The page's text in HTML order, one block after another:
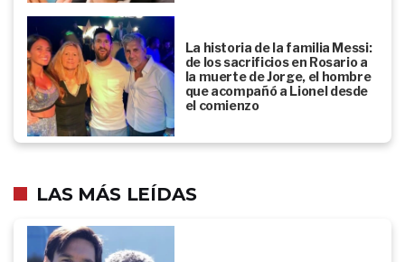
La historia de la familia Messi:
de los sacrificios en Rosario a
la muerte de Jorge, el hombre
que acompañó a Lionel desde
el comienzo
LAS MÁS LEÍDAS